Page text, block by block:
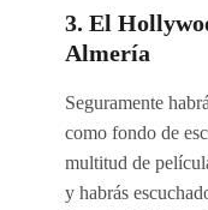
3. El
Almería
Seguramente
como fondo de
multitud de
y habrás